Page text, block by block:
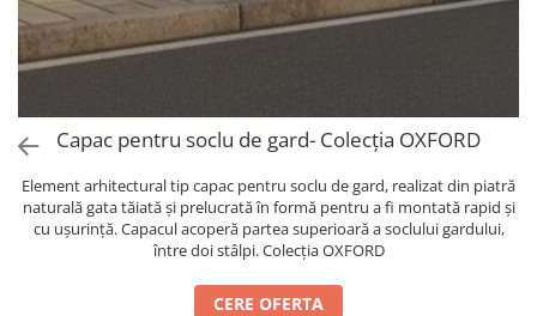
Capac pentru soclu de gard- Colecția OXFORD
Element arhitectural tip capac pentru soclu de gard, realizat din piatră
naturală gata tăiată și prelucrată în formă pentru a fi montată rapid și
cu ușurință. Capacul acoperă partea superioară a soclului gardului,
între doi stâlpi. Colecția OXFORD
CERE OFERTA